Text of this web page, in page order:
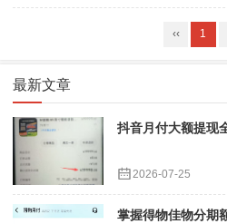
‹‹ 1
最新文章
抖音月付大额提现
2026-07-25
掌握得物佳物分期